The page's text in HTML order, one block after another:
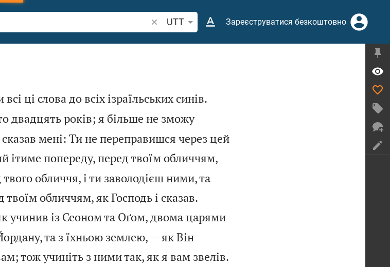
Шукати біблійний вірш або слово
UTT Зареєструватися безкоштовно
ці слова до всіх ізраїльських синів.
двадцять років; я більше не зможу
мені: Ти не переправишся через цей
ітиме попереду, перед твоїм обличчям,
обличчя, і ти заволодієш ними, та
твоїм обличчям, як Господь і сказав.
учинив із Сеоном та Оґом, двома царями
та з їхньою землею, — як Він
тож учиніть з ними так, як я вам звелів.